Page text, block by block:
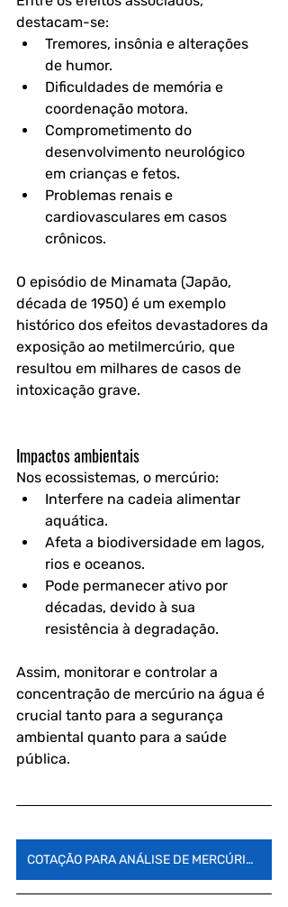
destacam-se:
Tremores, insônia e alterações
de humor.
Dificuldades de memória e
coordenação motora.
Comprometimento do
desenvolvimento neurológico
em crianças e fetos.
Problemas renais e
cardiovasculares em casos
crônicos.
O episódio de Minamata (Japão,
década de 1950) é um exemplo
histórico dos efeitos devastadores da
exposição ao metilmercúrio, que
resultou em milhares de casos de
intoxicação grave.
Impactos ambientais
Nos ecossistemas, o mercúrio:
Interfere na cadeia alimentar
aquática.
Afeta a biodiversidade em lagos,
rios e oceanos.
Pode permanecer ativo por
décadas, devido à sua
resistência à degradação.
Assim, monitorar e controlar a
concentração de mercúrio na água é
crucial tanto para a segurança
ambiental quanto para a saúde
pública.
COTAÇÃO PARA ANÁLISE DE MERCÚRIO NA ÁGUA